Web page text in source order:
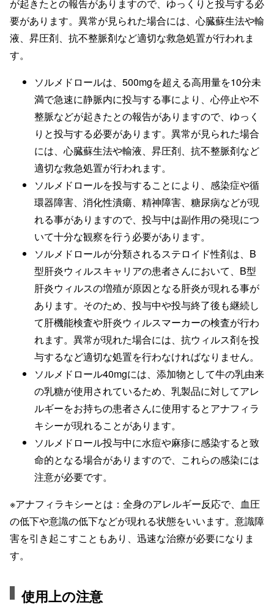
が起きたとの報告がありますので、ゆっくりと投与する必
要があります。異常が見られた場合には、心臓蘇生法や輸
液、昇圧剤、抗不整脈剤など適切な救急処置が行われま
す。
ソルメドロールは、500mgを超える高用量を10分未
満で急速に静脈内に投与する事により、心停止や不
整脈などが起きたとの報告がありますので、ゆっく
りと投与する必要があります。異常が見られた場合
には、心臓蘇生法や輸液、昇圧剤、抗不整脈剤など
適切な救急処置が行われます。
ソルメドロールを投与することにより、感染症や循
環器障害、消化性潰瘍、精神障害、糖尿病などが現
れる事がありますので、投与中は副作用の発現につ
いて十分な観察を行う必要があります。
ソルメドロールが分類されるステロイド性剤は、B
型肝炎ウィルスキャリアの患者さんにおいて、B型
肝炎ウィルスの増殖が原因となる肝炎が現れる事が
あります。そのため、投与中や投与終了後も継続し
て肝機能検査や肝炎ウィルスマーカーの検査が行わ
れます。異常が現れた場合には、抗ウィルス剤を投
与するなど適切な処置を行わなければなりません。
ソルメドロール40mgには、添加物として牛の乳由来
の乳糖が使用されているため、乳製品に対してアレ
ルギーをお持ちの患者さんに使用するとアナフィラ
キシーが現れることがあります。
ソルメドロール投与中に水痘や麻疹に感染すると致
命的となる場合がありますので、これらの感染には
注意が必要です。
※アナフィラキシーとは：全身のアレルギー反応で、血圧
の低下や意識の低下などが現れる状態をいいます。意識障
害を引き起こすこともあり、迅速な治療が必要になりま
す。
使用上の注意